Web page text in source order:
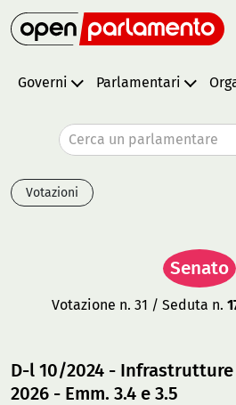
Governi Parlamentari
Cerca un parlamentare
Votazioni
Senato
Votazione n. 31 / Seduta n.
D-l 10/2024 -
2026 - Emm. 3.4 e 3.5